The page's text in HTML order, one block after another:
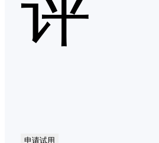
申请试用